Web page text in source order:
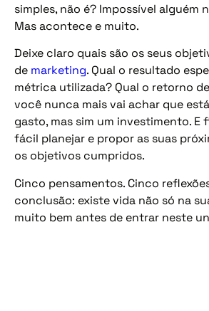
simples, não é? Impossível alguém
Mas acontece e muito.
Deixe claro quais são os seus
de marketing. Qual o resultado
métrica utilizada? Qual o retorno
você nunca mais vai achar que
gasto, mas sim um investimento. E
fácil planejar e propor as suas
os objetivos cumpridos.
Cinco pensamentos. Cinco
conclusão: existe vida não só na
muito bem antes de entrar neste